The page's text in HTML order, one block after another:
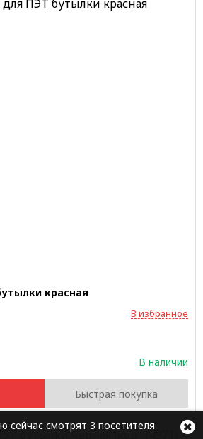
красная
В избранное
В наличии
Быстрая покупка
сейчас смотрят 3 посетителя